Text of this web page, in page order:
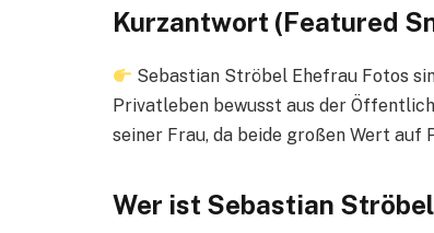
Kurzantwort (Featured
Sebastian Ströbel Ehefrau Fotos
Privatleben bewusst aus der
seiner Frau, da beide großen Wert auf
Wer ist Sebastian